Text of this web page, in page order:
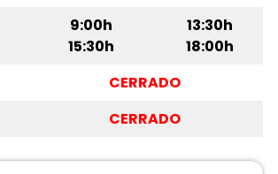
9:00h
15:30h
13:30h
18:00h
CERRADO
CERRADO